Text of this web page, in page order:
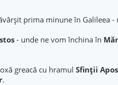
prima minune în Galileea
- unde ne vom închina în
greacă cu hramul Sfinţii
.